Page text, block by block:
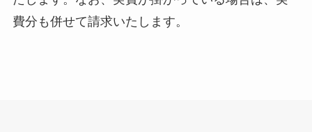
費分も併せて請求いたします。